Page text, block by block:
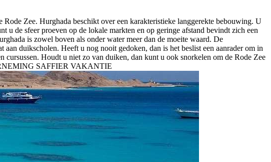
Zee. Hurghada beschikt over een karakteristieke langgerekte bebouwing. U
u de sfeer proeven op de lokale markten en op geringe afstand bevindt zich een
is zowel boven als onder water meer dan de moeite waard. De
duikscholen. Heeft u nog nooit gedoken, dan is het beslist een aanrader om in
Houdt u niet zo van duiken, dan kunt u ook snorkelen om de Rode Zee
SAFFIER VAKANTIE